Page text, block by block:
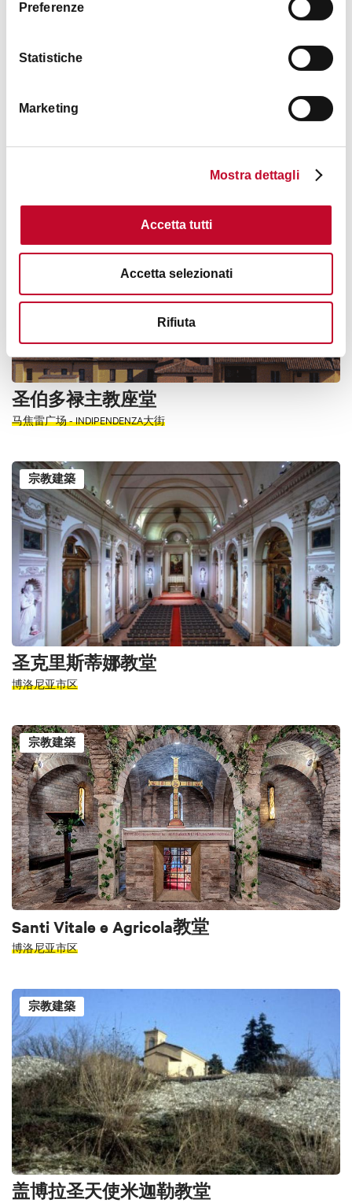
Preferenze
Statistiche
Marketing
Mostra dettagli
Accetta tutti
Accetta selezionati
Rifiuta
圣伯多禄主教座堂
马焦雷广场 - INDIPENDENZA大街
宗教建築
圣克里斯蒂娜教堂
博洛尼亚市区
宗教建築
Santi Vitale e Agricola教堂
博洛尼亚市区
宗教建築
盖博拉圣天使米迦勒教堂